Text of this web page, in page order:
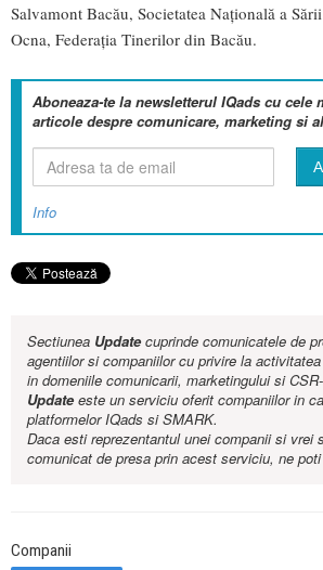
Salvamont Bacău, Societatea Națională a
Ocna, Federația Tinerilor din Bacău.
Aboneaza-te la newsletterul IQads cu cele
articole despre comunicare, marketing si
Info
Sectiunea Updatecuprinde comunicatele de
agentiilor si companiilor cu privire la
in domeniile comunicarii, marketingului si
Updateeste un serviciu oferit companiilor in
platformelor IQads si SMARK.
Daca esti reprezentantul unei companii si vrei
comunicat de presa prin acest serviciu, ne poti
Companii